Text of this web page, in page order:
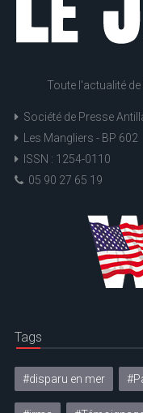
Toute l'actualité
Société de Presse
Les Mangliers - BP 602
ISSN : 1254-0110
05 90 27 65 19
Tags
#disparu en mer